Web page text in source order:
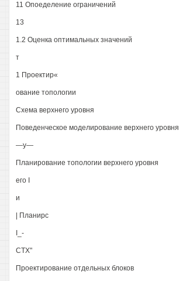
11 Опоеделение ограничений
13
1.2 Оценка оптимальных значений
т
1 Проектир«
ование топологии
Схема верхнего уровня
Поведенческое моделирование верхнего уровня
—у—
Планирование топологии верхнего уровня
его I
и
| Планирс
I_-
СТХ"
Проектирование отдельных блоков